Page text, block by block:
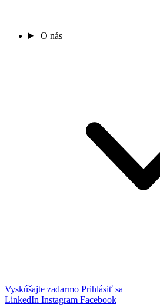
O nás
Vyskúšajte zadarmo Prihlásiť sa
LinkedIn Instagram Facebook